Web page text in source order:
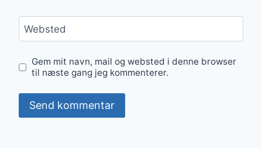
Websted
Gem mit navn, mail og websted i denne browser
til næste gang jeg kommenterer.